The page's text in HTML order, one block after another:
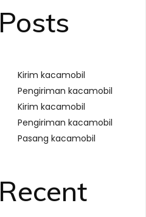
Posts
Kirim kacamobil
Pengiriman kacamobil
Kirim kacamobil
Pengiriman kacamobil
Pasang kacamobil
Recent